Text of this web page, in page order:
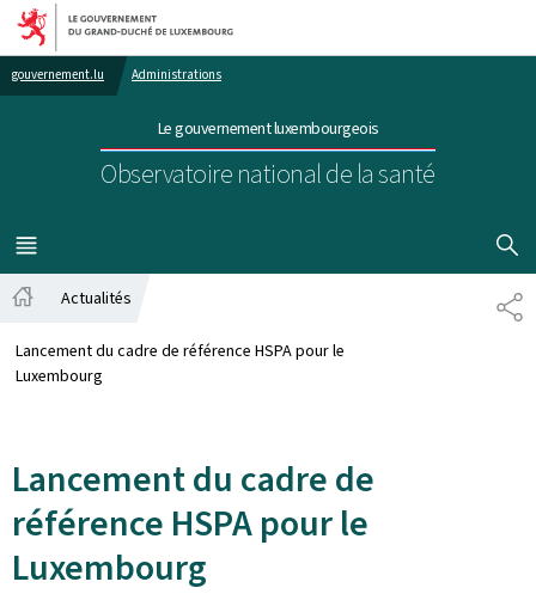
Aller au menu principal
Aller au contenu
gouvernement.lu Administrations
Le gouvernement luxembourgeois
Observatoire national de la santé
MENU
PRINCIPAL
Actualités
Lancement du cadre de référence HSPA pour le
Luxembourg
Lancement du cadre de
référence HSPA pour le
Luxembourg